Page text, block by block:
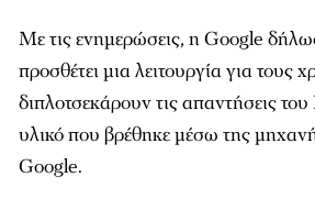
Με τις ενημερώσεις, η Google
προσθέτει μια λειτουργία για τους
διπλοτσεκάρουν τις απαντήσεις
υλικό που βρέθηκε μέσω της
Google.